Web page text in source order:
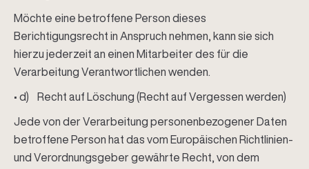
Möchte eine betroffene Person dieses
Berichtigungsrecht in Anspruch nehmen, kann sie sich
hierzu jederzeit an einen Mitarbeiter des für die
Verarbeitung Verantwortlichen wenden.
• d) Recht auf Löschung (Recht auf Vergessen werden)
Jede von der Verarbeitung personenbezogener Daten
betroffene Person hat das vom Europäischen Richtlinien-
und Verordnungsgeber gewährte Recht, von dem